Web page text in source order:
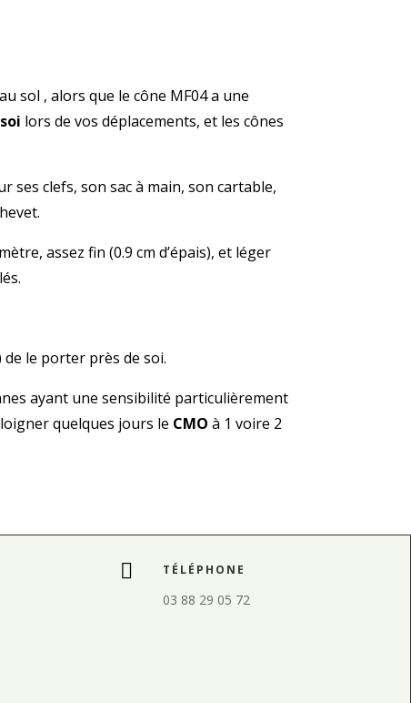
sol , alors que le cône MF04 a une
lors de vos déplacements, et les cônes
ses clefs, son sac à main, son cartable,
assez fin (0.9 cm d’épais), et léger
le porter près de soi.
ayant une sensibilité particulièrement
quelques jours le CMOà 1 voire 2
 TÉLÉPHONE
03 88 29 05 72